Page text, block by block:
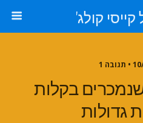
קולג'
1
בקלות
גדולות